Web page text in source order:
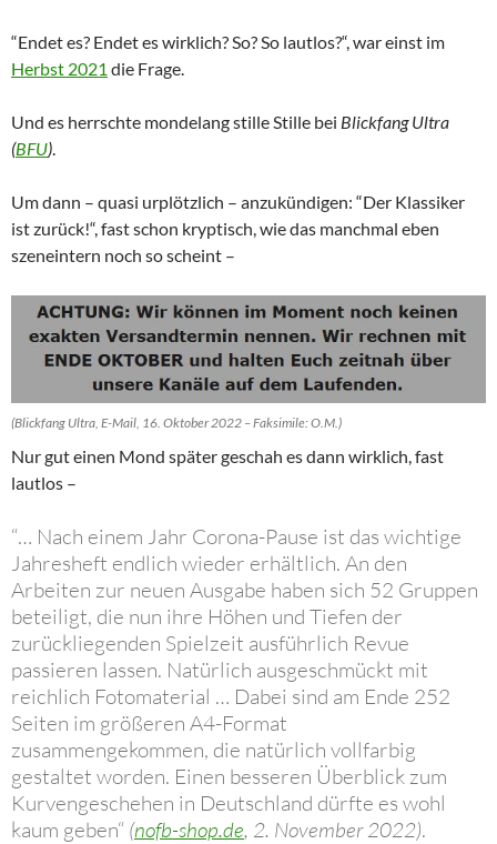
“Endet es? Endet es wirklich? So? So lautlos?“, war einst im
Herbst 2021 die Frage.
Und es herrschte mondelang stille Stille bei Blickfang Ultra
(BFU).
Um dann – quasi urplötzlich – anzukündigen: “Der Klassiker
ist zurück!“, fast schon kryptisch, wie das manchmal eben
szeneintern noch so scheint –
(Blickfang Ultra, E-Mail, 16. Oktober 2022 – Faksimile: O.M.)
Nur gut einen Mond später geschah es dann wirklich, fast
lautlos –
“… Nach einem Jahr Corona-Pause ist das wichtige
Jahresheft endlich wieder erhältlich. An den
Arbeiten zur neuen Ausgabe haben sich 52 Gruppen
beteiligt, die nun ihre Höhen und Tiefen der
zurückliegenden Spielzeit ausführlich Revue
passieren lassen. Natürlich ausgeschmückt mit
reichlich Fotomaterial … Dabei sind am Ende 252
Seiten im größeren A4-Format
zusammengekommen, die natürlich vollfarbig
gestaltet worden. Einen besseren Überblick zum
Kurvengeschehen in Deutschland dürfte es wohl
kaum geben“ (nofb-shop.de, 2. November 2022).